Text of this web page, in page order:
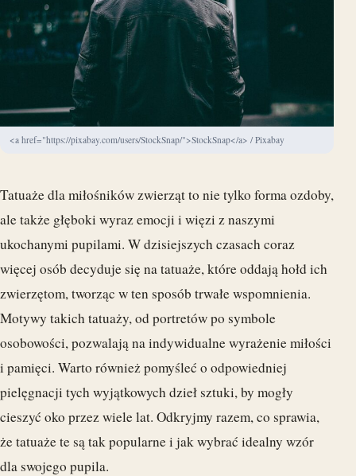
<a href="https://pixabay.com/users/StockSnap/">StockSnap</a> / Pixabay
Tatuaże dla miłośników zwierząt to nie tylko forma ozdoby,
ale także głęboki wyraz emocji i więzi z naszymi
ukochanymi pupilami. W dzisiejszych czasach coraz
więcej osób decyduje się na tatuaże, które oddają hołd ich
zwierzętom, tworząc w ten sposób trwałe wspomnienia.
Motywy takich tatuaży, od portretów po symbole
osobowości, pozwalają na indywidualne wyrażenie miłości
i pamięci. Warto również pomyśleć o odpowiedniej
pielęgnacji tych wyjątkowych dzieł sztuki, by mogły
cieszyć oko przez wiele lat. Odkryjmy razem, co sprawia,
że tatuaże te są tak popularne i jak wybrać idealny wzór
dla swojego pupila.